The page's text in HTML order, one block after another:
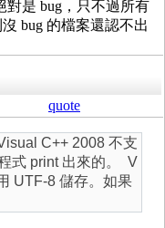
對是 bug，只不過所有
bug 的檔案還認不出
quote
C++ 2008 不支
式 print 出來的。 V
UTF-8 儲存。如果